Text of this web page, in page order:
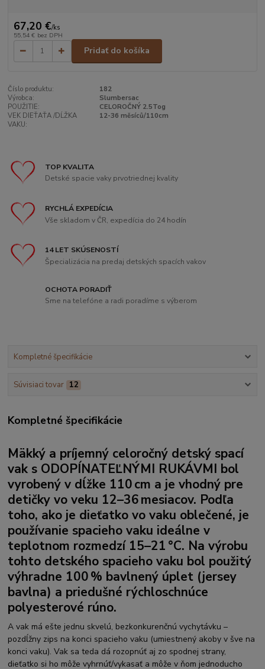
67,20 €/ks
55,54 € bez DPH
Pridať do košíka
Číslo produktu:
182
Výrobca:
Slumbersac
POUŽITIE:
CELOROČNÝ 2.5Tog
VEK DIEŤAŤA /DĹŽKA
VAKU:
12-36 měsíců/110cm
TOP KVALITA
Detské spacie vaky prvotriednej kvality
RYCHLÁ EXPEDÍCIA
Vše skladom v ČR, expedícia do 24 hodín
14 LET SKÚSENOSTÍ
Špecializácia na predaj detských spacích vakov
OCHOTA PORADIŤ
Sme na telefóne a radi poradíme s výberom
Kompletné špecifikácie
Súvisiaci tovar 12
Kompletné špecifikácie
Mäkký a príjemný celoročný detský spací
vak s ODOPÍNATEĽNÝMI RUKÁVMI bol
vyrobený v dĺžke 110 cm a je vhodný pre
detičky vo veku 12–36 mesiacov. Podľa
toho, ako je dieťatko vo vaku oblečené, je
používanie spacieho vaku ideálne v
teplotnom rozmedzí 15–21 °C. Na výrobu
tohto detského spacieho vaku bol použitý
výhradne 100 % bavlnený úplet (jersey
bavlna) a priedušné rýchloschnúce
polyesterové rúno.
A vak má ešte jednu skvelú, bezkonkurenčnú vychytávku –
pozdĺžny zips na konci spacieho vaku (umiestnený akoby v šve na
konci vaku). Vak sa teda dá rozopnúť aj zo spodnej strany,
dieťatko si ho môže vyhrnúť/vykasať a môže v ňom jednoducho